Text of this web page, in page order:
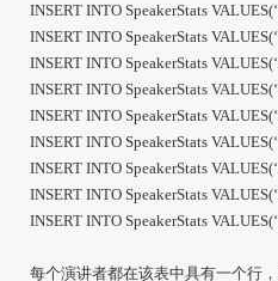
INSERT INTO SpeakerStats
INSERT INTO SpeakerStats
INSERT INTO SpeakerStats
INSERT INTO SpeakerStats
INSERT INTO SpeakerStats
INSERT INTO SpeakerStats
INSERT INTO SpeakerStats
INSERT INTO SpeakerStats
INSERT INTO SpeakerStats
每个演讲者都在该表中具有一个行